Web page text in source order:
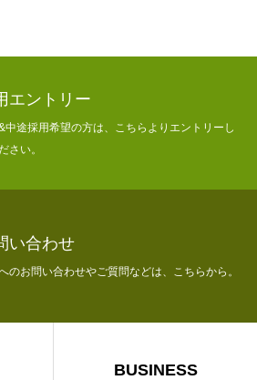
仕事を知る
エントリー
中途採用希望の方は、こちらよりエントリーし
さい。
い合わせ
のお問い合わせやご質問などは、こちらから。
BUSINESS